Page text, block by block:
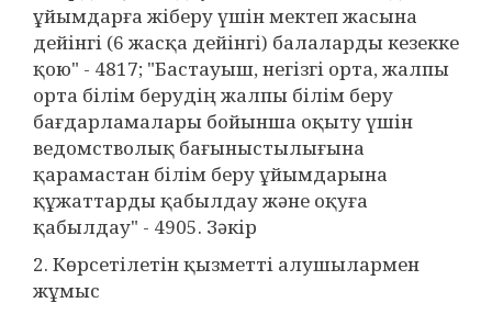
ұйымдарға жіберу үшін мектеп жасына
дейінгі (6 жасқа дейінгі) балаларды кезекке
қою" - 4817; "Бастауыш, негізгі орта, жалпы
орта білім берудің жалпы білім беру
бағдарламалары бойынша оқыту үшін
ведомстволық бағыныстылығына
қарамастан білім беру ұйымдарына
құжаттарды қабылдау және оқуға
қабылдау" - 4905. Зәкір
2. Көрсетілетін қызметті алушылармен
жұмыс